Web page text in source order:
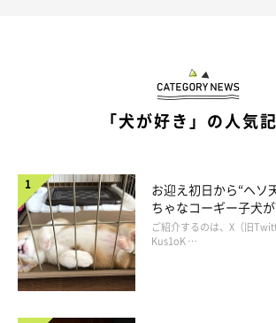
「犬が好き」の人気
お迎え初日から“ヘソ
ちゃなコーギー子犬
コ“コーギースマイル”
長！
ご紹介するのは、X（旧
Kus1oK …